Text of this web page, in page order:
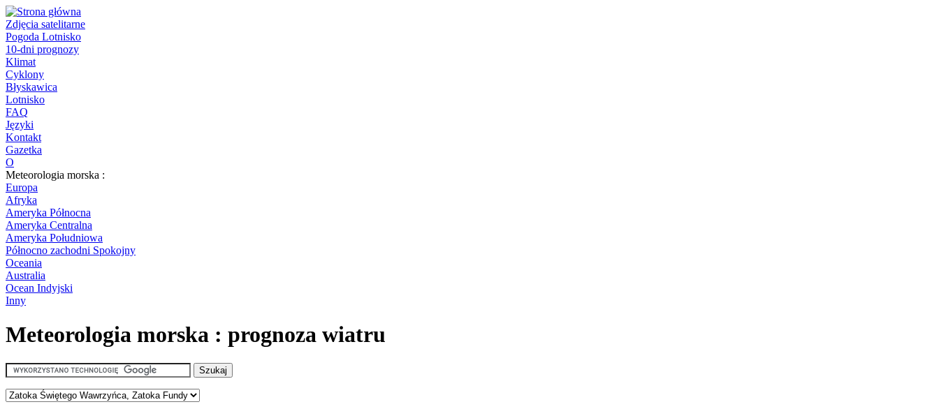
Zdjęcia satelitarne
Pogoda Lotnisko
10-dni prognozy
Klimat
Cyklony
Błyskawica
Lotnisko
FAQ
Języki
Kontakt
Gazetka
O
Meteorologia morska :
Europa
Afryka
Ameryka Północna
Ameryka Centralna
Ameryka Południowa
Północno zachodni Spokojny
Oceania
Australia
Ocean Indyjski
Inny
Meteorologia morska : prognoza wiatru